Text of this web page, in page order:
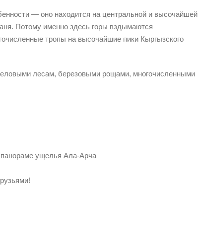
— оно находится на центральной и высочайшей
Потому именно здесь горы вздымаются
тропы на высочайшие пики Кыргызского
лесам, березовыми рощами, многочисленными
ущелья Ала-Арча